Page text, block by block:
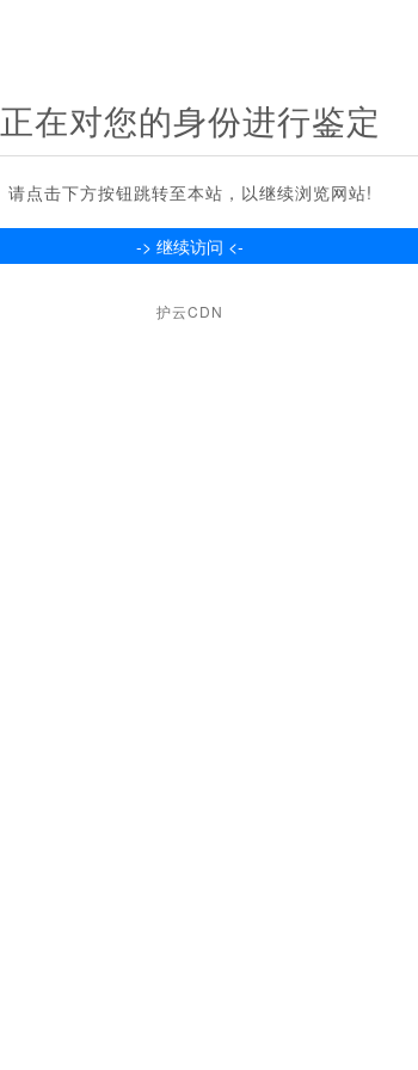
正在对您的身份进行鉴定
请点击下方按钮跳转至本站，以继续浏览网站!
护云CDN